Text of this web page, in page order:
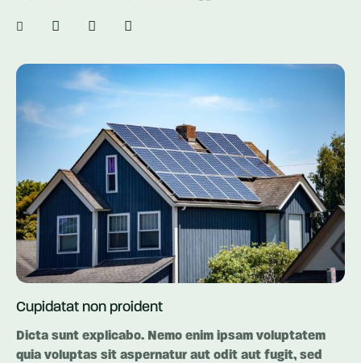
Cupidatat non proident
Dicta sunt explicabo. Nemo enim ipsam voluptatem
quia voluptas sit aspernatur aut odit aut fugit, sed